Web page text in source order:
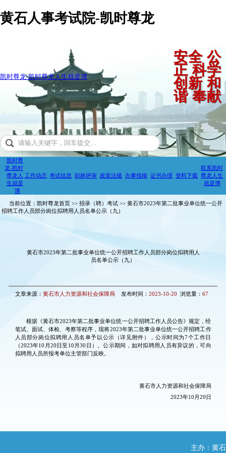
黄石人事考试院-凯时尊龙
凯时尊龙-凯时尊龙人生就是博
安全 公
正 科学
创新 和
谐 奉献
凯时尊
龙-凯时
尊龙人
生就是
博
工作动态 考试信息 职称评审 政策法规 办事指南 证书办理 资料下载
联系凯时
尊龙人生
就是博
当前位置：凯时尊龙首页 >> 招录（聘）考试 >> 黄石市2023年第二批事业单位统一公开
招聘工作人员部分岗位拟聘用人员名单公示（九）
黄石市2023年第二批事业单位统一公开招聘工作人员部分岗位拟聘用人
员名单公示（九）
文章来源： 黄石市人力资源和社会保障局发布时间： 2023-10-20 浏览量： 67
根据《黄石市2023年第二批事业单位统一公开招聘工作人员公告》规定，经
笔试、面试、体检、考察等程序，现将2023年第二批事业单位统一公开招聘工作
人员部分岗位拟聘用人员名单予以公示（详见附件），公示时间为7个工作日
（2023年10月20日至10月30日）。公示期间，如对拟聘用人员有异议的，可向
拟聘用人员所报考单位主管部门反映。
黄石市人力资源和社会保障局
2023年10月20日
主办：黄